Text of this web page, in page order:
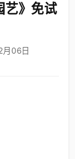
艺》免试
月06日